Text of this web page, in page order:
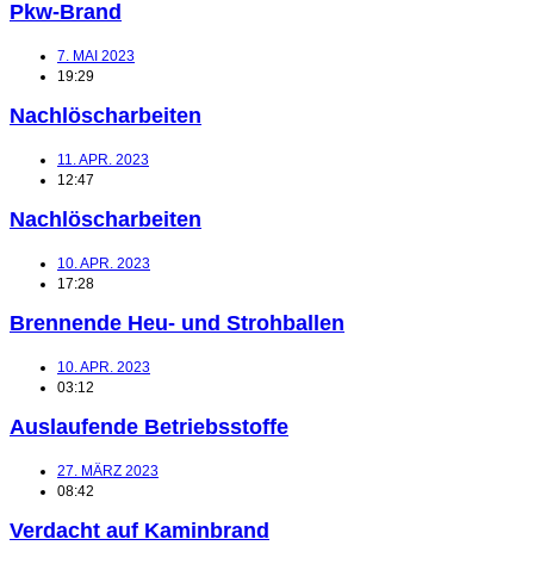
Pkw-Brand
7. MAI 2023
19:29
Nachlöscharbeiten
11. APR. 2023
12:47
Nachlöscharbeiten
10. APR. 2023
17:28
Brennende Heu- und Strohballen
10. APR. 2023
03:12
Auslaufende Betriebsstoffe
27. MÄRZ 2023
08:42
Verdacht auf Kaminbrand